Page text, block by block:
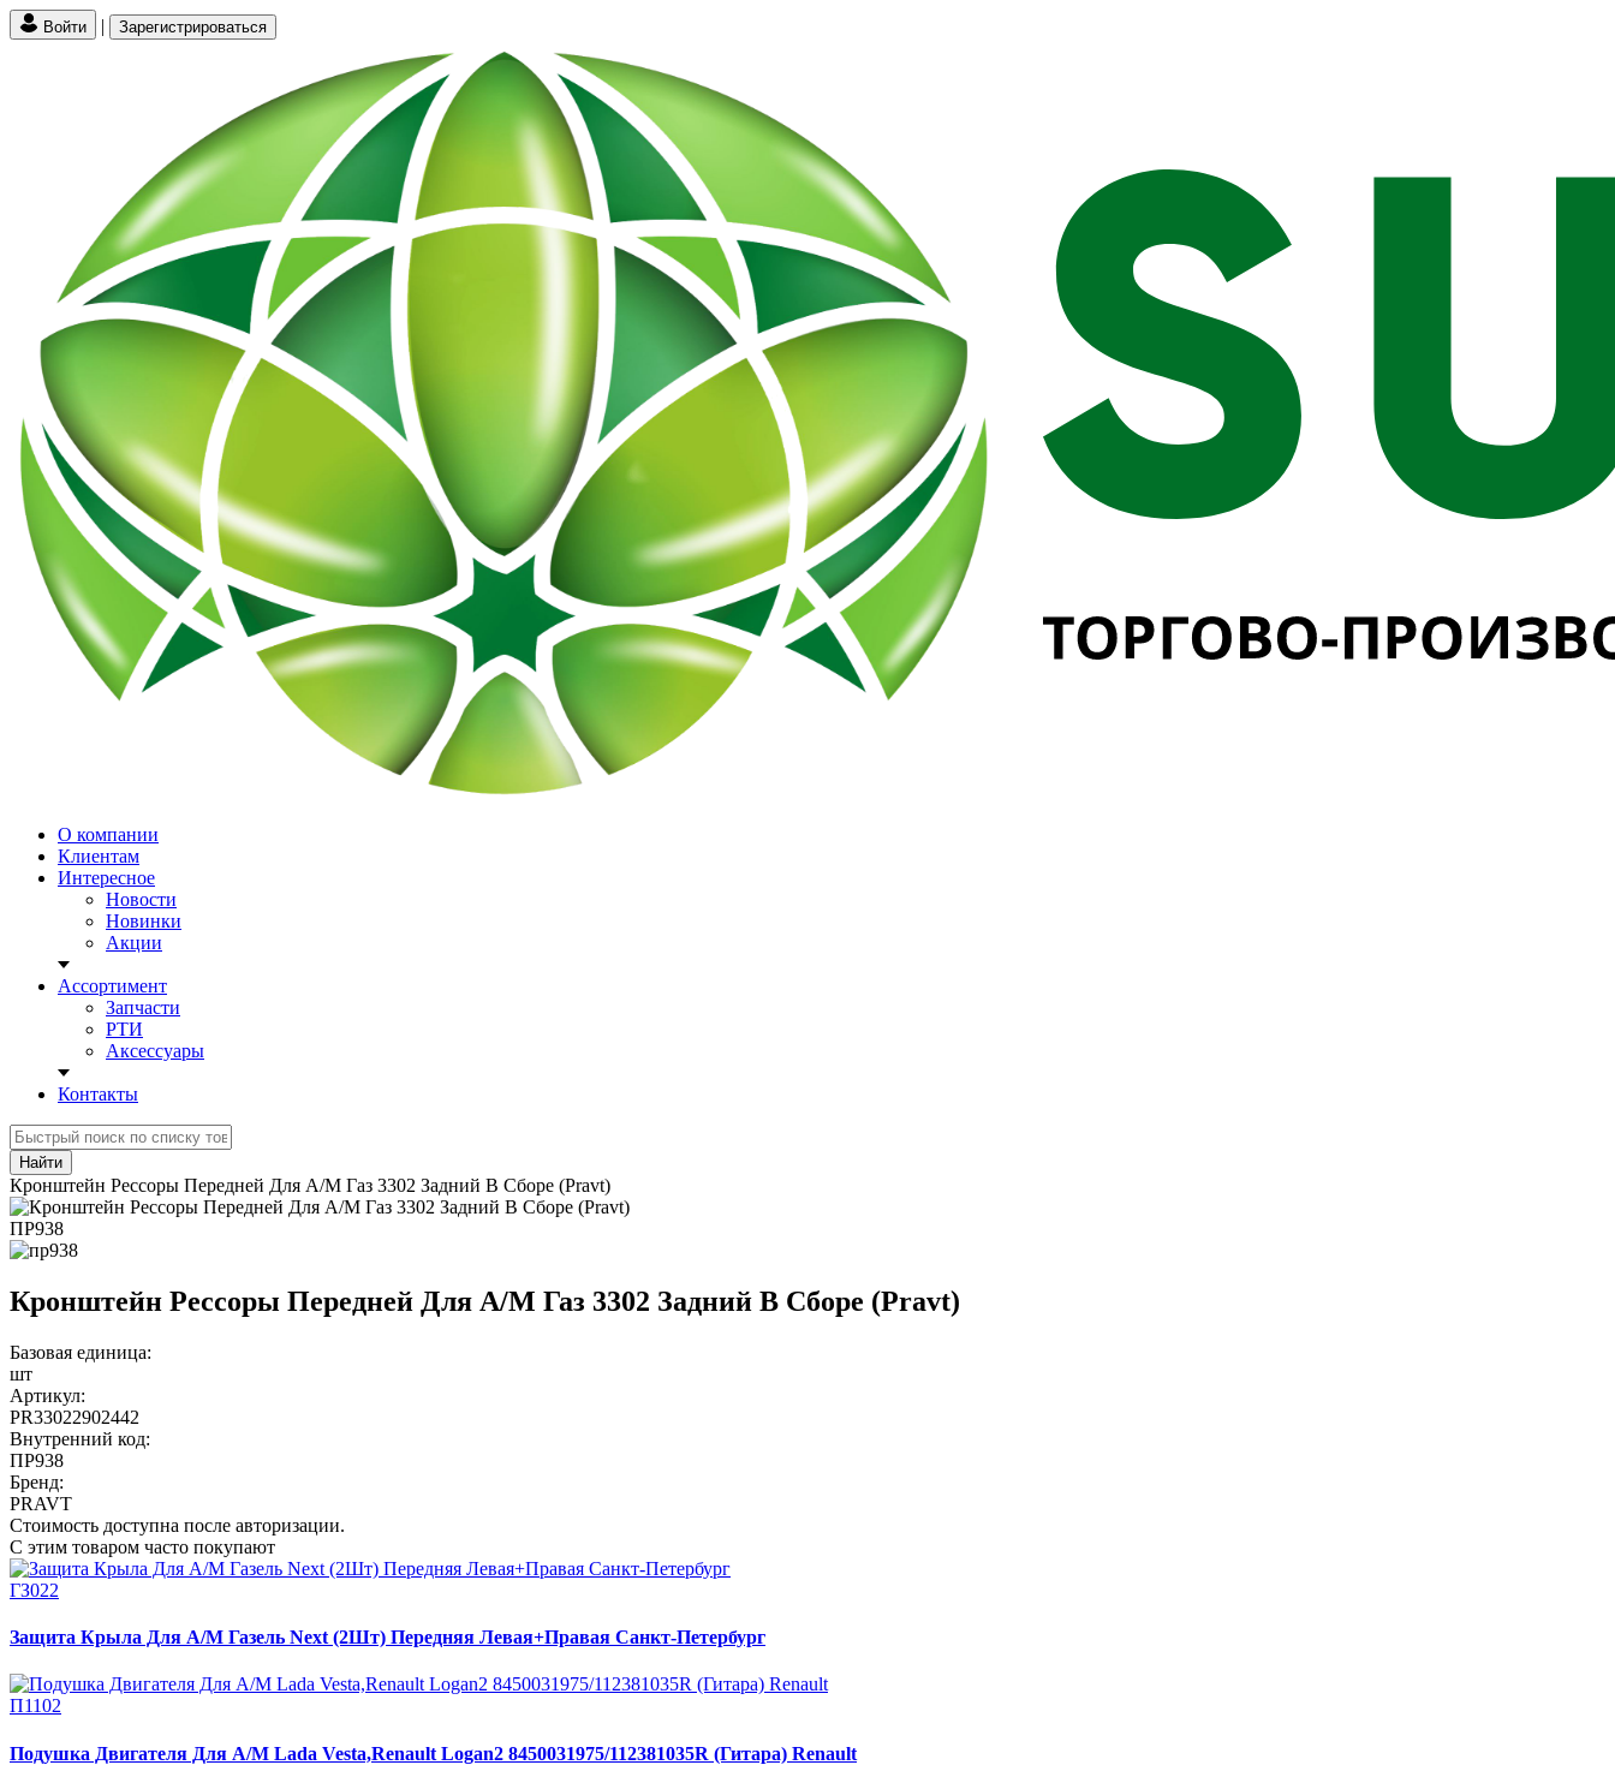
Войти | Зарегистрироваться
О компании
Клиентам
Интересное
Новости
Новинки
Акции
Ассортимент
Запчасти
РТИ
Аксессуары
Контакты
Найти
Кронштейн Рессоры Передней Для А/М Газ 3302 Задний В Сборе (Pravt)
ПР938
Кронштейн Рессоры Передней Для А/М Газ 3302 Задний В Сборе (Pravt)
Базовая единица:
шт
Артикул:
PR33022902442
Внутренний код:
ПР938
Бренд:
PRAVT
Стоимость доступна после авторизации.
С этим товаром часто покупают
ГЗ022
Защита Крыла Для А/М Газель Next (2Шт) Передняя Левая+Правая Санкт-Петербург
П1102
Подушка Двигателя Для А/М Lada Vesta,Renault Logan2 8450031975/112381035R (Гитара) Renault